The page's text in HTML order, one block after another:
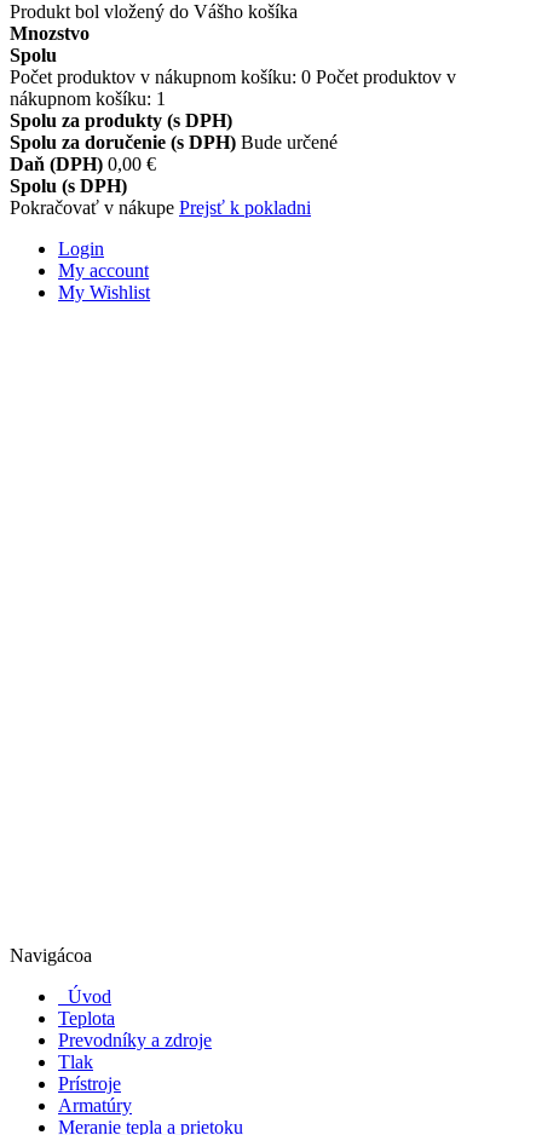
Produkt bol vložený do Vášho košíka
Mnozstvo
Spolu
Počet produktov v nákupnom košíku: 0 Počet produktov v
nákupnom košíku: 1
Spolu za produkty (s DPH)
Spolu za doručenie (s DPH) Bude určené
Daň (DPH) 0,00 €
Spolu (s DPH)
Pokračovať v nákupe Prejsť k pokladni
Login
My account
My Wishlist
Navigácoa
Úvod
Teplota
Prevodníky a zdroje
Tlak
Prístroje
Armatúry
Meranie tepla a prietoku